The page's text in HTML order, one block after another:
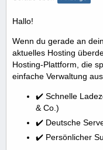
Hallo!
Wenn du gerade an
aktuelles Hosting
Hosting-Plattform, die
einfache Verwaltung
✔️ Schnelle
& Co.)
✔️ Deutsche
✔️ Persönlicher